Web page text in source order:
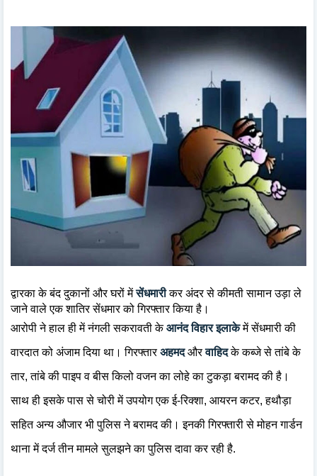
द्वारका के बंद दुकानों और घरों मेंसेंधमारीकर अंदर से कीमती सामान उड़ा ले
जाने वाले एक शातिर सेंधमार को गिरफ्तार किया है।
आरोपी ने हाल ही में नंगली सकरावती केआनंद विहार इलाकेमें सेंधमारी की
वारदात को अंजाम दिया था। गिरफ्तारअहमदऔरवाहिदके कब्जे से तांबे के
तार, तांबे की पाइप व बीस किलो वजन का लोहे का टुकड़ा बरामद की है।
साथ ही इसके पास से चोरी में उपयोग एक ई-रिक्शा, आयरन कटर, हथौड़ा
सहित अन्य औजार भी पुलिस ने बरामद की। इनकी गिरफ्तारी से मोहन गार्डन
थाना में दर्ज तीन मामले सुलझने का पुलिस दावा कर रही है.